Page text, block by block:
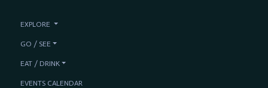
EXPLORE
GO / SEE
EAT / DRINK
EVENTS CALENDAR